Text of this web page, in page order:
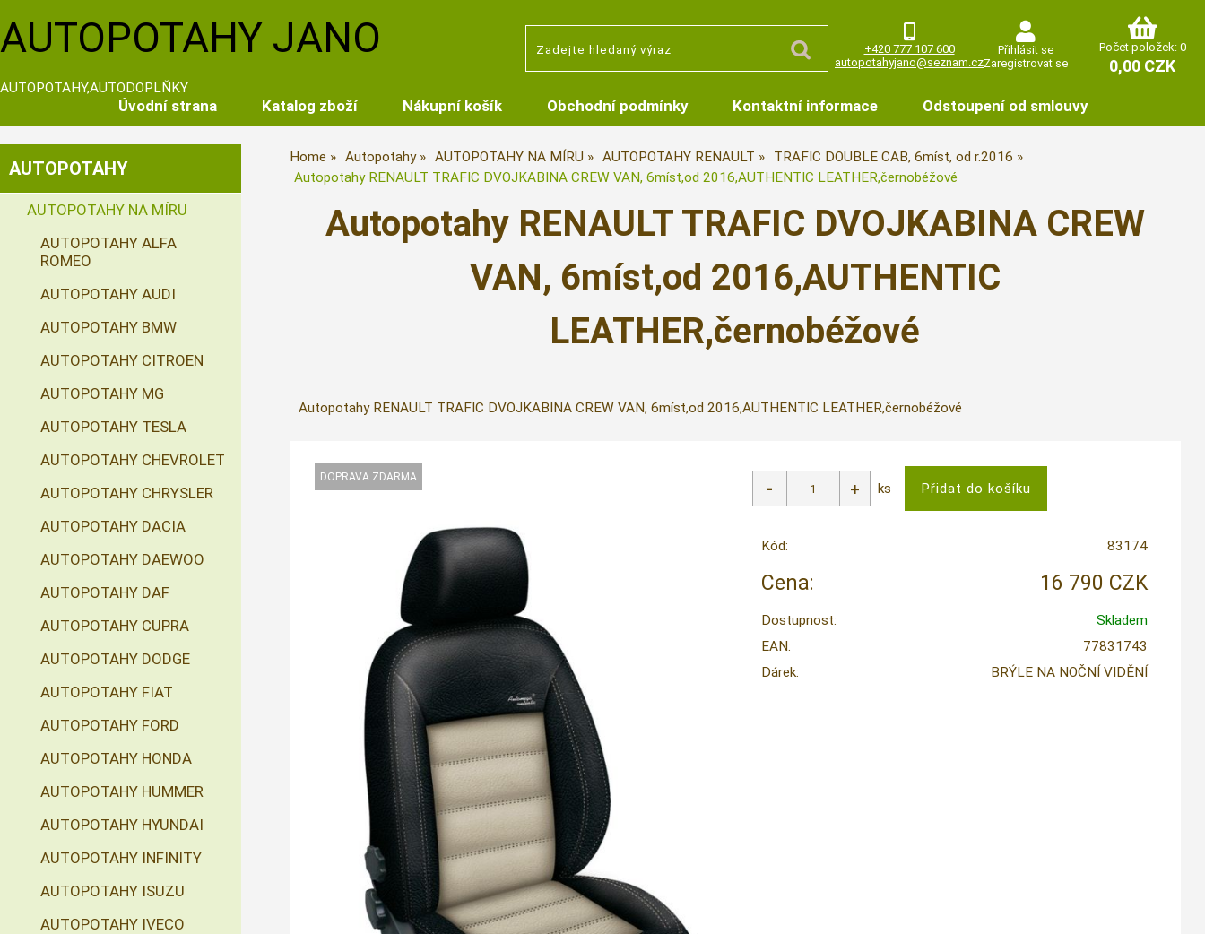
+420 777 107 600
autopotahyjano@seznam.cz
Přihlásit se
Zaregistrovat se
Počet položek: 0
0,00 CZK
AUTOPOTAHY JANO
AUTOPOTAHY,AUTODOPLŇKY
Úvodní strana Katalog zboží Nákupní košík Obchodní podmínky Kontaktní informace Odstoupení od smlouvy
Home Autopotahy AUTOPOTAHY NA MÍRU AUTOPOTAHY RENAULT
TRAFIC DOUBLE CAB, 6míst, od r.2016
Autopotahy RENAULT TRAFIC DVOJKABINA CREW VAN, 6míst,od 2016,AUTHENTIC LEATHER,černobéžové
Autopotahy RENAULT TRAFIC DVOJKABINA CREW
VAN, 6míst,od 2016,AUTHENTIC
LEATHER,černobéžové
Autopotahy RENAULT TRAFIC DVOJKABINA CREW VAN, 6míst,od 2016,AUTHENTIC LEATHER,černobéžové
ks
Kód: 83174
Cena: 16 790 CZK
Dostupnost:
Skladem
EAN:
77831743
Dárek:
BRÝLE NA NOČNÍ VIDĚNÍ
AUTOPOTAHY
AUTOPOTAHY NA MÍRU
AUTOPOTAHY ALFA
ROMEO
AUTOPOTAHY AUDI
AUTOPOTAHY BMW
AUTOPOTAHY CITROEN
AUTOPOTAHY MG
AUTOPOTAHY TESLA
AUTOPOTAHY CHEVROLET
AUTOPOTAHY CHRYSLER
AUTOPOTAHY DACIA
AUTOPOTAHY DAEWOO
AUTOPOTAHY DAF
AUTOPOTAHY CUPRA
AUTOPOTAHY DODGE
AUTOPOTAHY FIAT
AUTOPOTAHY FORD
AUTOPOTAHY HONDA
AUTOPOTAHY HUMMER
AUTOPOTAHY HYUNDAI
AUTOPOTAHY INFINITY
AUTOPOTAHY ISUZU
AUTOPOTAHY IVECO